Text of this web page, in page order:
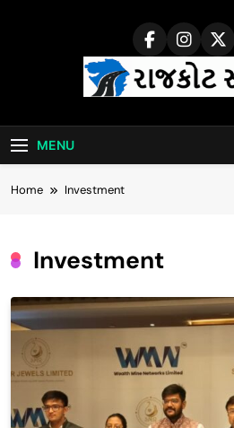
Rajkot
MENU
Home Investment
Investment